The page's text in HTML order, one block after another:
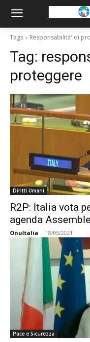
Tags Responsabilità' di
Tag:
proteggere
Diritti Umani
R2P: Italia vota
agenda
OnuItalia - 18/05/2021
Pace e Sicurezza